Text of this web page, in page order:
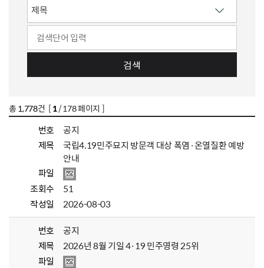
검색
총 1,778건 [1/ 178 페이지 ]
번호
공지
제목
국립4.19민주묘지 방문객 대상 폭염·온열질환 예방
안내
파일
조회수
51
작성일
2026-08-03
번호
공지
제목
2026년 8월 기일 4·19 민주영령 25위
파일